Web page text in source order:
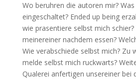
Wo beruhren die autoren mir? Was
eingeschaltet? Ended up being
wie prasentiere selbst mich schier?
meinereiner nachdem essen?
Wie verabschiede selbst mich? Zu
melde selbst mich ruckwarts?
Qualerei anfertigen unsereiner bei